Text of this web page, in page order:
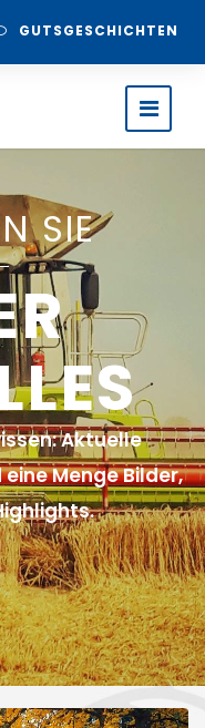
GUTSGESCHICHTEN